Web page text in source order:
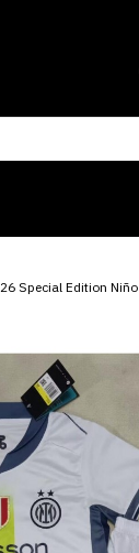
Special Edition Niño